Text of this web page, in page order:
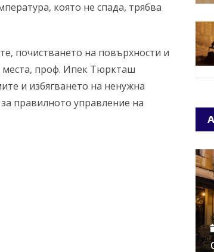
която не спада, трябва
почистването на повърхности и
места, проф. Ипек Тюркташ
и избягването на ненужна
правилното управление на